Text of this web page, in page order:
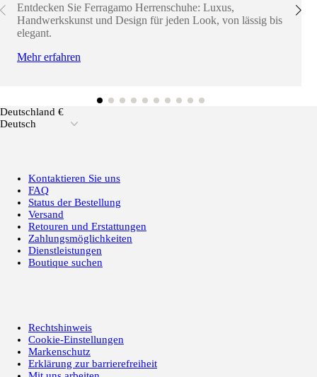
Entdecken Sie Ferragamo Herrenschuhe: Luxus,
Handwerkskunst und Design für jeden Look, von lässig bis
elegant.
Mehr erfahren
Deutschland €
Deutsch
Kontaktieren Sie uns
FAQ
Status der Bestellung
Versand
Retouren und Erstattungen
Zahlungsmöglichkeiten
Dienstleistungen
Boutique suchen
Rechtshinweis
Cookie-Einstellungen
Markenschutz
Erklärung zur barrierefreiheit